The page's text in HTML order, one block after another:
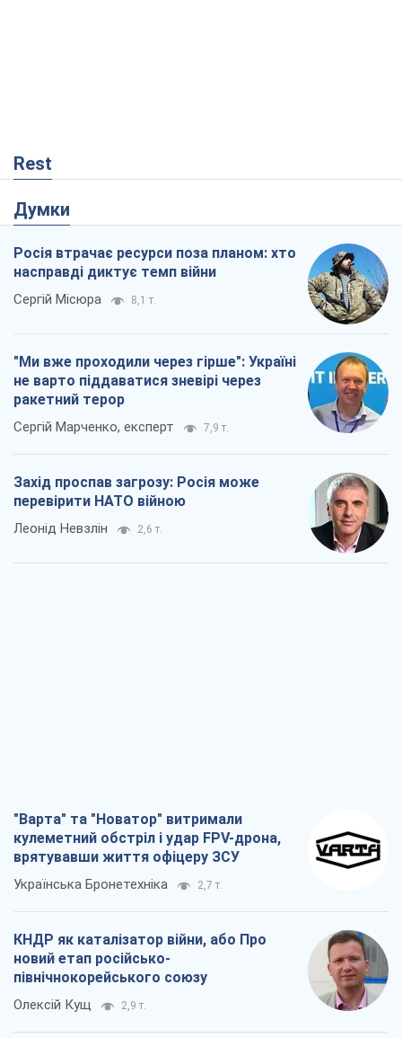
Rest
Думки
Росія втрачає ресурси поза планом: хто
насправді диктує темп війни
Сергій Місюра 8,1 т.
"Ми вже проходили через гірше": Україні
не варто піддаватися зневірі через
ракетний терор
Сергій Марченко, експерт 7,9 т.
Захід проспав загрозу: Росія може
перевірити НАТО війною
Леонід Невзлін 2,6 т.
"Варта" та "Новатор" витримали
кулеметний обстріл і удар FPV-дрона,
врятувавши життя офіцеру ЗСУ
Українська Бронетехніка 2,7 т.
КНДР як каталізатор війни, або Про
новий етап російсько-
північнокорейського союзу
Олексій Кущ 2,9 т.